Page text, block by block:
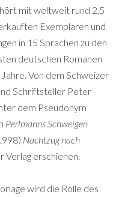
mit weltweit rund 2,5
Exemplaren und
in 15 Sprachen zu den
deutschen Romanen
Von dem Schweizer
Schriftsteller Peter
dem Pseudonym
Perlmanns Schweigen
Nachtzug nach
Verlag erschienen.
wird die Rolle des